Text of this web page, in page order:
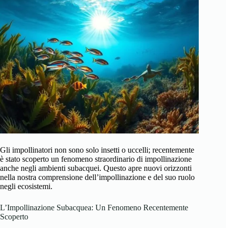
Gli impollinatori non sono solo insetti o uccelli; recentemente
è stato scoperto un fenomeno straordinario di impollinazione
anche negli ambienti subacquei. Questo apre nuovi orizzonti
nella nostra comprensione dell’impollinazione e del suo ruolo
negli ecosistemi.
L’Impollinazione Subacquea: Un Fenomeno Recentemente
Scoperto